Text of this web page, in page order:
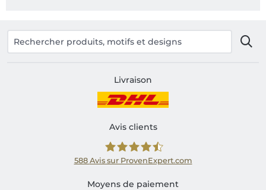
Livraison
Avis clients
Shirtinator FR
588 Avis sur ProvenExpert.com
Moyens de paiement